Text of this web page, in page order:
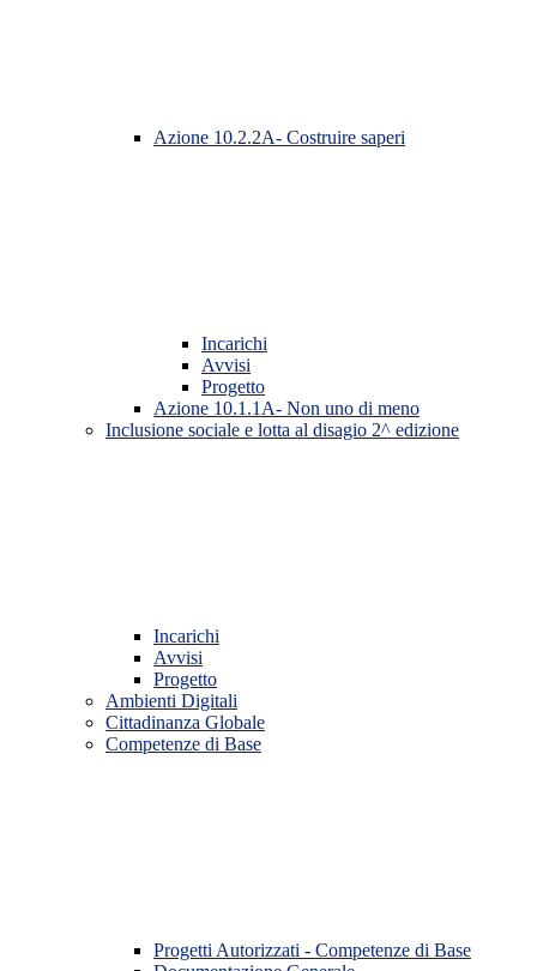
Azione 10.2.2A- Costruire saperi
Incarichi
Avvisi
Progetto
Azione 10.1.1A- Non uno di meno
Inclusione sociale e lotta al disagio 2^ edizione
Incarichi
Avvisi
Progetto
Ambienti Digitali
Cittadinanza Globale
Competenze di Base
Progetti Autorizzati - Competenze di Base